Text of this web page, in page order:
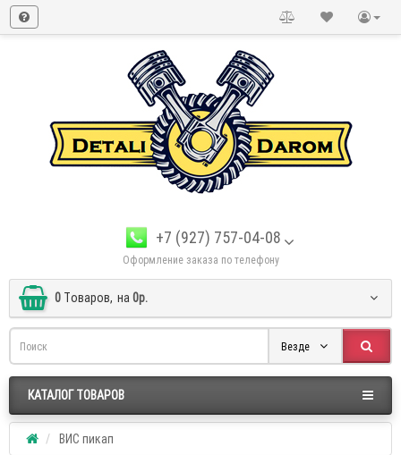
+7 (927) 757-04-08
Оформление заказа по телефону
0 Tоваров, на 0р.
Везде
КАТАЛОГ ТОВАРОВ
ВИС пикап